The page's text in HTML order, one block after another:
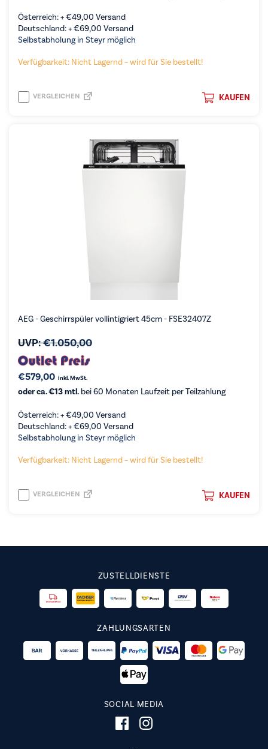
Österreich: +€49,00 Versand
Deutschland: +€69,00 Versand
Selbstabholung in Steyr möglich
Verfügbarkeit: Nicht Lagernd – wird für Sie bestellt!
KAUFEN
VERGLEICHEN
AEG - Geschirrspüler vollintigriert 45cm - FSE32407Z
UVP:€1.050,00
€579,00 inkl. MwSt.
oder ca. €13 mtl. bei 60 Monaten Laufzeit per Teilzahlung
Österreich: +€49,00 Versand
Deutschland: +€69,00 Versand
Selbstabholung in Steyr möglich
Verfügbarkeit: Nicht Lagernd – wird für Sie bestellt!
KAUFEN
VERGLEICHEN
ZUSTELLDIENSTE
ZAHLUNGSARTEN
SOCIAL MEDIA